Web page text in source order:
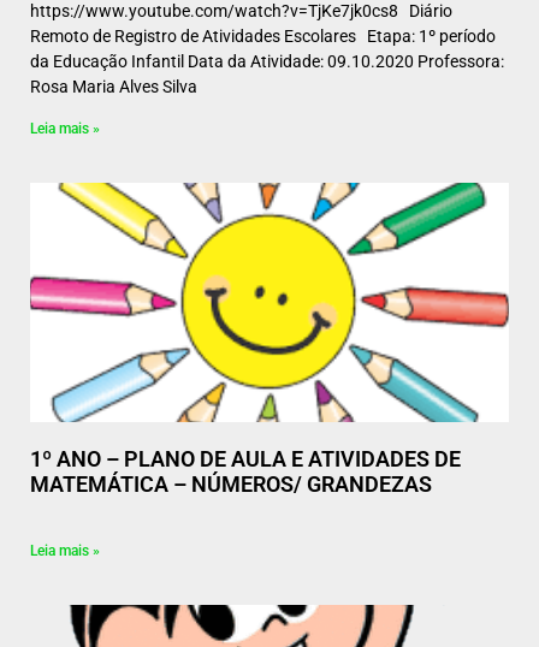
https://www.youtube.com/watch?v=TjKe7jk0cs8 Diário
Remoto de Registro de Atividades Escolares Etapa: 1º período
da Educação Infantil Data da Atividade: 09.10.2020 Professora:
Rosa Maria Alves Silva
Leia mais »
1º ANO – PLANO DE AULA E ATIVIDADES DE
MATEMÁTICA – NÚMEROS/ GRANDEZAS
Leia mais »